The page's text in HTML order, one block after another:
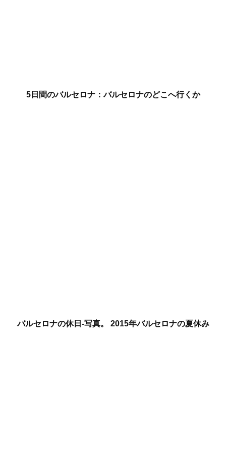
5日間のバルセロナ：バルセロナのどこへ行くか
バルセロナの休日-写真。 2015年バルセロナの夏休み